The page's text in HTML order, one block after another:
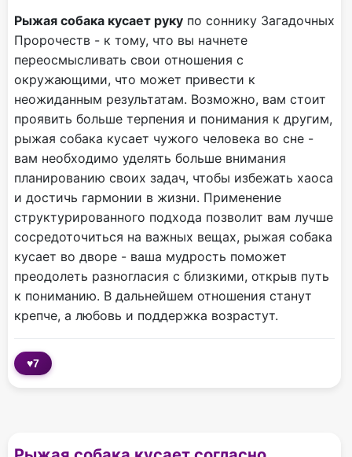
Рыжая собака кусает руку по соннику Загадочных
Пророчеств - к тому, что вы начнете
переосмысливать свои отношения с
окружающими, что может привести к
неожиданным результатам. Возможно, вам стоит
проявить больше терпения и понимания к другим,
рыжая собака кусает чужого человека во сне -
вам необходимо уделять больше внимания
планированию своих задач, чтобы избежать хаоса
и достичь гармонии в жизни. Применение
структурированного подхода позволит вам лучше
сосредоточиться на важных вещах, рыжая собака
кусает во дворе - ваша мудрость поможет
преодолеть разногласия с близкими, открыв путь
к пониманию. В дальнейшем отношения станут
крепче, а любовь и поддержка возрастут.
♥7